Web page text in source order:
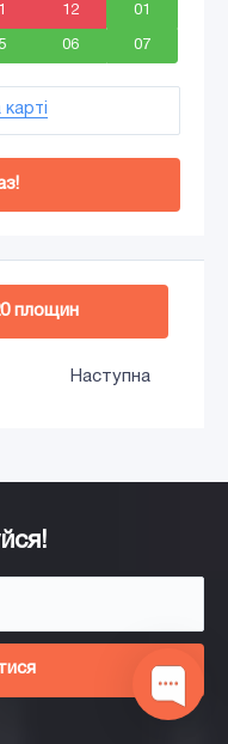
12 01
06 07
площин
Наступна